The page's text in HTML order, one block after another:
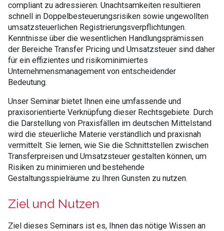
compliant zu adressieren. Unachtsamkeiten resultieren
schnell in Doppelbesteuerungsrisiken sowie ungewollten
umsatzsteuerlichen Registrierungsverpflichtungen.
Kenntnisse über die wesentlichen Handlungsprämissen
der Bereiche Transfer Pricing und Umsatzsteuer sind daher
für ein effizientes und risikominimiertes
Unternehmensmanagement von entscheidender
Bedeutung.
Unser Seminar bietet Ihnen eine umfassende und
praxisorientierte Verknüpfung dieser Rechtsgebiete. Durch
die Darstellung von Praxisfällen im deutschen Mittelstand
wird die steuerliche Materie verständlich und praxisnah
vermittelt. Sie lernen, wie Sie die Schnittstellen zwischen
Transferpreisen und Umsatzsteuer gestalten können, um
Risiken zu minimieren und bestehende
Gestaltungsspielräume zu Ihren Gunsten zu nutzen.
Ziel und Nutzen
Ziel dieses Seminars ist es, Ihnen das nötige Wissen an